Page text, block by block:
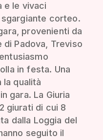
e le vivaci
corteo.
provenienti da
di Padova, Treviso
in festa. Una
qualità
gara. La Giuria
giurati di cui 8
dalla Loggia del
seguito il